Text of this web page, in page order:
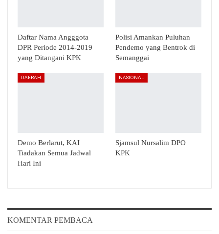
Daftar Nama Angggota
DPR Periode 2014-2019
yang Ditangani KPK
Polisi Amankan Puluhan
Pendemo yang Bentrok di
Semanggai
DAERAH
Demo Berlarut, KAI
Tiadakan Semua Jadwal
Hari Ini
NASIONAL
Sjamsul Nursalim DPO
KPK
KOMENTAR PEMBACA